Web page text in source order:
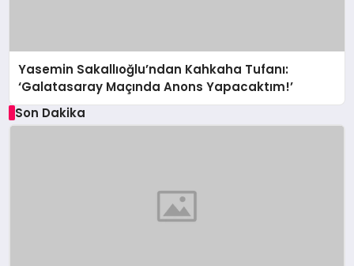
Yasemin Sakallıoğlu’ndan Kahkaha Tufanı:
‘Galatasaray Maçında Anons Yapacaktım!’
Son Dakika